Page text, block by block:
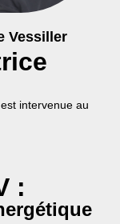
Vessiller
intervenue au
: